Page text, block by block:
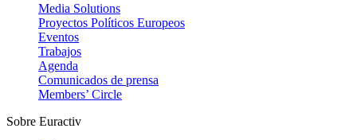
Media Solutions
Proyectos Políticos Europeos
Eventos
Trabajos
Agenda
Comunicados de prensa
Members’ Circle
Sobre Euractiv